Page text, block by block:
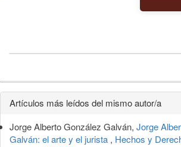
Detalles
del
artículo
Artículos más leídos del mismo autor/a
Jorge Alberto González Galván, Jorge
Galván: el arte y el jurista , Hechos y